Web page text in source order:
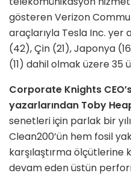
gösteren Verizon
araçlarıyla Tesla Inc. yer
(42), Çin (21), Japonya
(11) dahil olmak üzere 35
Corporate Knights
yazarlarından Toby
senetleri için parlak bir
Clean200’ün hem fosil
karşılaştırma ölçütlerine
devam eden üstün